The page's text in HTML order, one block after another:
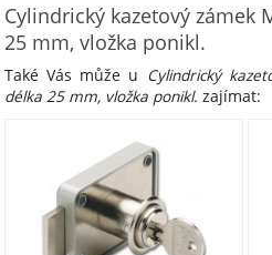
Cylindrický kazetový zámek
25 mm, vložka ponikl.
Také Vás může u Cylindrický
délka 25 mm, vložka ponikl. zajímat: